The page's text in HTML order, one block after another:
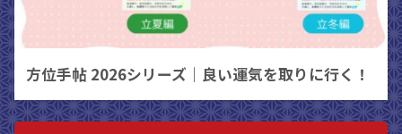
方位手帖 2026シリーズ｜良い運気を取りに行く！